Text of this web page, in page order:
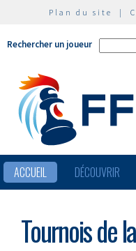
Plan du site |
Rechercher un joueur
ACCUEIL DÉCOUVRIR
Tournois de